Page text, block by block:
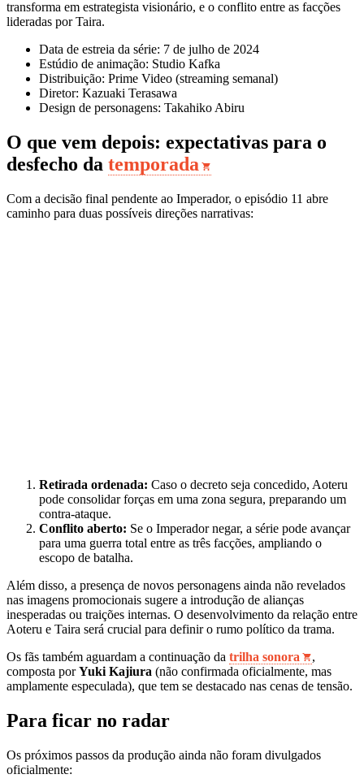
transforma em estrategista visionário, e o conflito entre as facções
lideradas por Taira.
Data de estreia da série: 7 de julho de 2024
Estúdio de animação: Studio Kafka
Distribuição: Prime Video (streaming semanal)
Diretor: Kazuaki Terasawa
Design de personagens: Takahiko Abiru
O que vem depois: expectativas para o
desfecho da temporada
Com a decisão final pendente ao Imperador, o episódio 11 abre
caminho para duas possíveis direções narrativas:
Retirada ordenada: Caso o decreto seja concedido, Aoteru
pode consolidar forças em uma zona segura, preparando um
contra-ataque.
Conflito aberto: Se o Imperador negar, a série pode avançar
para uma guerra total entre as três facções, ampliando o
escopo de batalha.
Além disso, a presença de novos personagens ainda não revelados
nas imagens promocionais sugere a introdução de alianças
inesperadas ou traições internas. O desenvolvimento da relação entre
Aoteru e Taira será crucial para definir o rumo político da trama.
Os fãs também aguardam a continuação da trilha sonora
,
composta porYuki Kajiura (não confirmada oficialmente, mas
amplamente especulada), que tem se destacado nas cenas de tensão.
Para ficar no radar
Os próximos passos da produção ainda não foram divulgados
oficialmente: